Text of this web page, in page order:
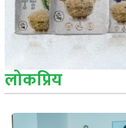
लोकप्रिय